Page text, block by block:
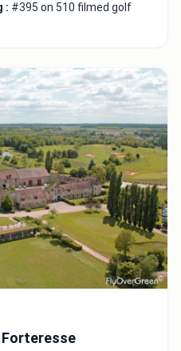
: #395 on 510 filmed golf
Forteresse